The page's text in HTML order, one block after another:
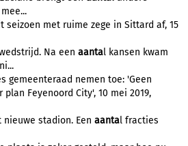
seizoen met ruime zege in Sittard af, 15
Na een aantal kansen kwam
gemeenteraad nemen toe: 'Geen
Feyenoord City', 10 mei 2019,
nieuwe stadion. Een aantal fracties